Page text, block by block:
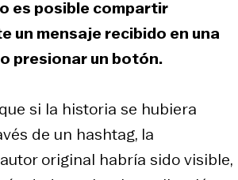
es posible compartir
un mensaje recibido en una
presionar un botón.
si la historia se hubiera
de un hashtag, la
original habría sido visible,